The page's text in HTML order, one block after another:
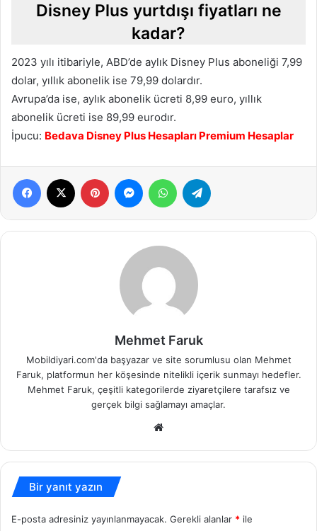
Disney Plus yurtdışı fiyatları ne
kadar?
2023 yılı itibariyle, ABD’de aylık Disney Plus aboneliği 7,99
dolar, yıllık abonelik ise 79,99 dolardır.
Avrupa’da ise, aylık abonelik ücreti 8,99 euro, yıllık
abonelik ücreti ise 89,99 eurodır.
İpucu: Bedava Disney Plus Hesapları Premium Hesaplar
Facebook Pinterest MessengerWhatsApp
Mehmet Faruk
Mobildiyari.com'da başyazar ve site sorumlusu olan Mehmet
Faruk, platformun her köşesinde nitelikli içerik sunmayı hedefler.
Mehmet Faruk, çeşitli kategorilerde ziyaretçilere tarafsız ve
gerçek bilgi sağlamayı amaçlar.
Bir yanıt yazın
E-posta adresiniz yayınlanmayacak. Gerekli alanlar * ile